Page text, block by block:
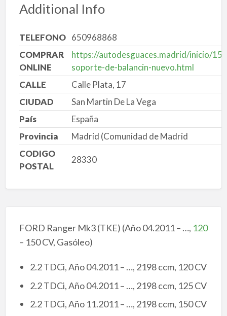
Additional Info
TELEFONO 650968868
COMPRAR
ONLINE
https://autodesguaces.madrid/inicio/
soporte-de-balancin-nuevo.html
CALLE
Calle Plata, 17
CIUDAD
San Martin De La Vega
País
España
Provincia
Madrid (Comunidad de Madrid
CODIGO
POSTAL
28330
FORD Ranger Mk3 (TKE) (Año 04.2011 – …, 120
– 150 CV, Gasóleo)
2.2 TDCi, Año 04.2011 – …, 2198 ccm, 120 CV
2.2 TDCi, Año 04.2011 – …, 2198 ccm, 125 CV
2.2 TDCi, Año 11.2011 – …, 2198 ccm, 150 CV